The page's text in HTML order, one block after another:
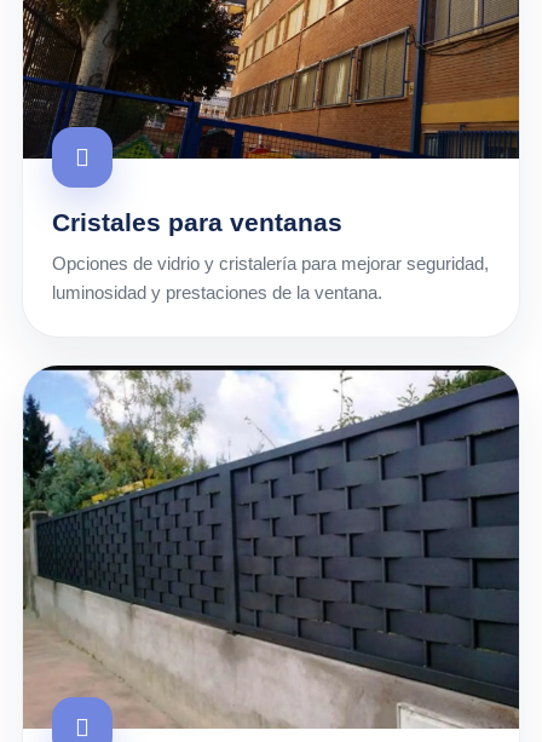
Cristales para ventanas
Opciones de vidrio y cristalería para mejorar seguridad,
luminosidad y prestaciones de la ventana.